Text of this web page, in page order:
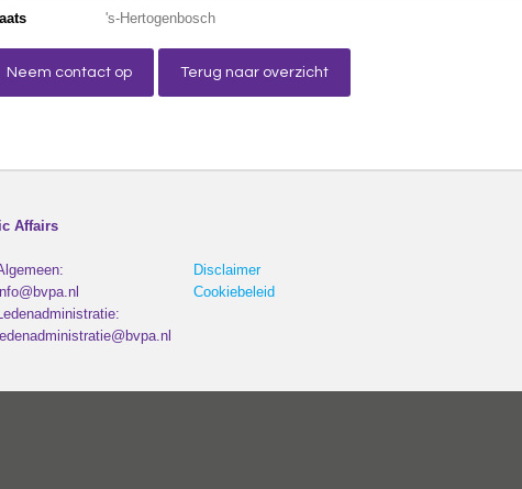
's-Hertogenbosch
Neem contact op Terug naar overzicht
Affairs
ledenadministratie@bvpa.nl
Disclaimer
Cookiebeleid